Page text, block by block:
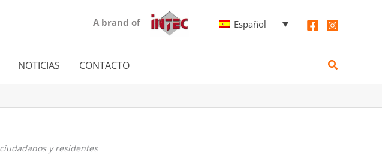
A brand of Español
NOTICIAS CONTACTO Buscar
y residentes